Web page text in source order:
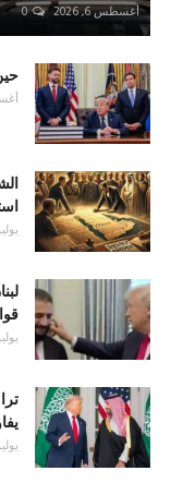
أغسطس 6, 2026 0
يوليو 31,
يوليو 25,
يوليو 25,